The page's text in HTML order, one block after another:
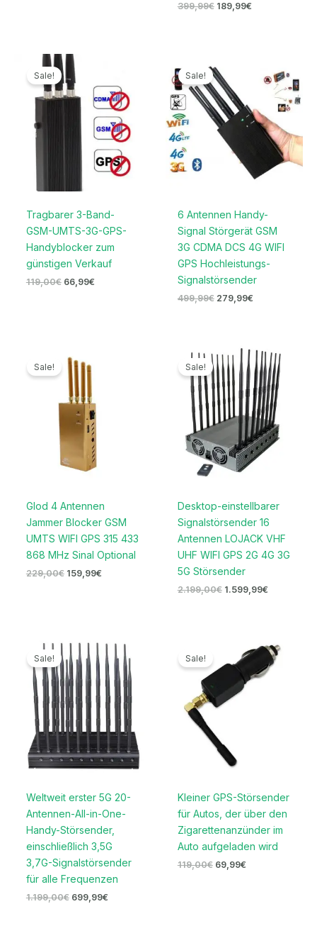
399,99€ 189,99€
Sale!
Tragbarer 3-Band-
GSM-UMTS-3G-GPS-
Handyblocker zum
günstigen Verkauf
119,00€
Ursprünglicher
Preis
war:
119,00€
66,99€
66,99€.
Sale!
6 Antennen Handy-
Signal Störgerät GSM
3G CDMA DCS 4G WIFI
GPS Hochleistungs-
Signalstörsender
499,99€
Preis
war:
499,99€
279,99€
ist:
279,99€.
Sale!
Glod 4 Antennen
Jammer Blocker GSM
UMTS WIFI GPS 315 433
868 MHz Sinal Optional
229,00€
Preis
war:
229,00€
159,99€
Sale!
Desktop-einstellbarer
Signalstörsender 16
Antennen LOJACK VHF
UHF WIFI GPS 2G 4G 3G
5G Störsender
2.199,00€
Ursprünglicher
Preis
war:
2.199,00€
1.599,99€
Preis
ist:
1.599,99€.
Sale!
Weltweit erster 5G 20-
Antennen-All-in-One-
Handy-Störsender,
einschließlich 3,5G
3,7G-Signalstörsender
für alle Frequenzen
1.199,00€
Ursprünglicher
Preis
war:
1.199,00€
699,99€
Aktueller
Preis
ist:
699,99€.
Sale!
Kleiner GPS-Störsender
für Autos, der über den
Zigarettenanzünder im
Auto aufgeladen wird
119,00€
war:
119,00€
69,99€
Preis
69,99€.